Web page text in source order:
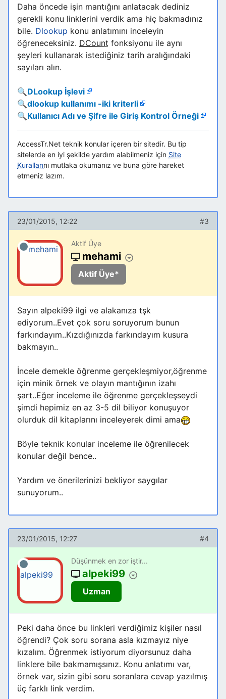
Daha öncede işin mantığını anlatacak dediniz
gerekli konu linklerini verdik ama hiç bakmadınız
bile. Dlookup konu anlatımını inceleyin
öğreneceksiniz. DCount fonksiyonu ile aynı
şeyleri kullanarak istediğiniz tarih aralığındaki
sayıları alın.
🔍 DLookup İşlevi
🔍dlookup kullanımı -iki kriterli
🔍 Kullanıcı Adı ve Şifre ile Giriş Kontrol Örneği
AccessTr.Net teknik konular içeren bir sitedir. Bu tip
sitelerde en iyi şekilde yardım alabilmeniz için Site
Kurallarını mutlaka okumanız ve buna göre hareket
etmeniz lazım.
23/01/2015, 12:22 #3
Aktif Üye
mehami
Aktif Üye*
Sayın alpeki99 ilgi ve alakanıza tşk
ediyorum..Evet çok soru soruyorum bunun
farkındayım..Kızdığınızda farkındayım kusura
bakmayın..
İncele demekle öğrenme gerçekleşmiyor,öğrenme
için minik örnek ve olayın mantığının izahı
şart..Eğer inceleme ile öğrenme gerçekleşseydi
şimdi hepimiz en az 3-5 dil biliyor konuşuyor
olurduk dil kitaplarını inceleyerek dimi ama
Böyle teknik konular inceleme ile öğrenilecek
konular değil bence..
Yardım ve önerilerinizi bekliyor saygılar
sunuyorum..
23/01/2015, 12:27 #4
Düşünmek en zor iştir...
alpeki99
Uzman
Peki daha önce bu linkleri verdiğimiz kişiler nasıl
öğrendi? Çok soru sorana asla kızmayız niye
kızalım. Öğrenmek istiyorum diyorsunuz daha
linklere bile bakmamışsınız. Konu anlatımı var,
örnek var, sizin gibi soru soranlara cevap yazılmış
üç farklı link verdim.